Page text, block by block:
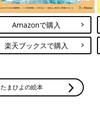
Amazonで購入
楽天ブックスで購入
たまひよの絵本